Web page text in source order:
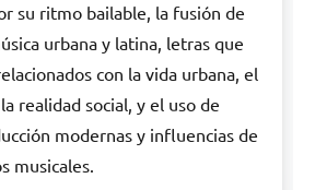
su ritmo bailable, la fusión de
urbana y latina, letras que
con la vida urbana, el
realidad social, y el uso de
modernas y influencias de
musicales.